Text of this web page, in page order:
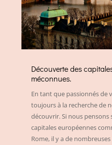
Découverte des
méconnues.
En tant que passionnés de
toujours à la recherche de
découvrir. Si nous
capitales européennes
Rome, il y a de